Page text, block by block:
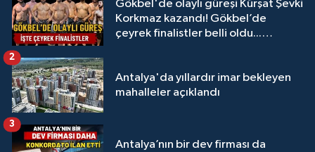
Gökbel'de olaylı güreşi Kürşat Şevki
Korkmaz kazandı! Gökbel’de
çeyrek finalistler belli oldu...
Antalya'da yıllardır imar bekleyen
mahalleler açıklandı
2
Antalya’nın bir dev firması da
3